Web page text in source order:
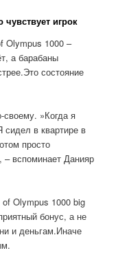
игрок
Olympus 1000 –
а барабаны
состояние
своему. »Когда я
в квартире в
просто
вспоминает Данияр
Olympus 1000 big
бонус, а не
и деньгам.Иначе